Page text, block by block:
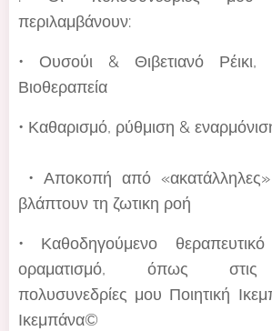
περιλαμβάνουν:
• Ουσούι & Θιβετιανό Ρέικι,
Βιοθεραπεία
• Καθαρισμό, ρύθμιση &
• Αποκοπή από «ακατάλληλες»
βλάπτουν τη ζωτικη ροή
• Καθοδηγούμενο
οραματισμό, όπως στις
πολυσυνεδρίες μου Ποιητική
Ικεμπάνα©️